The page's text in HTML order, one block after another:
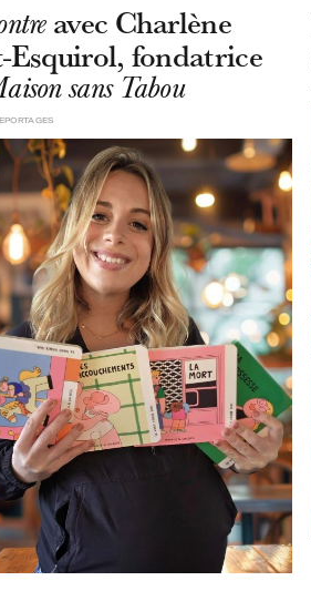
avec Charlène
Esquirol, fondatrice
sans Tabou